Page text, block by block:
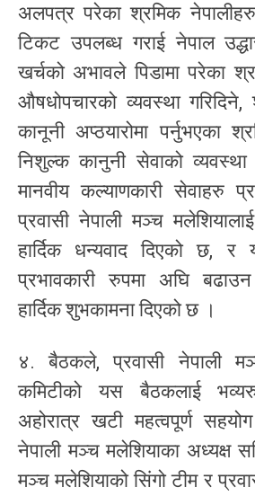
अलपत्र परेका श्रमिक
टिकट उपलब्ध गराई नेपाल
खर्चको अभावले पिडामा परेका
औषधोपचारको व्यवस्था गरिदिने,
कानूनी अप्ठयारोमा पर्नुभएका
निशुल्क कानुनी सेवाको व्यवस्था
मानवीय कल्याणकारी सेवाहरु
प्रवासी नेपाली मञ्च
हार्दिक धन्यवाद दिएको छ,
प्रभावकारी रुपमा अघि
हार्दिक शुभकामना दिएको छ ।
४. बैठकले, प्रवासी नेपाली
कमिटीको यस बैठकलाई
अहोरात्र खटी महत्वपूर्ण
नेपाली मञ्च मलेशियाका अध्यक्ष
मञ्च मलेशियाको सिंगो टीम र